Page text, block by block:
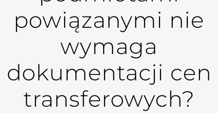
powiązanymi nie
wymaga
dokumentacji cen
transferowych?